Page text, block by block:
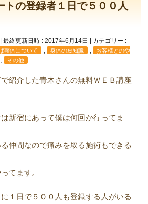
トの登録者１日で５００人
最終更新日時 : 2017年6月14日 カテゴリー :
整体について 身体の豆知識
お客様とのや
その他
紹介した青木さんの無料ＷＥＢ講座
新宿にあって僕は何回か行ってま
仲間なので痛みを取る施術もできる
てます。
１日で５００人も登録する人がいる